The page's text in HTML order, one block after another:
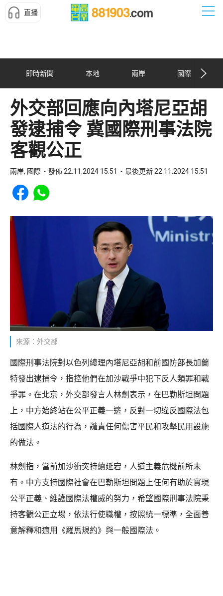
直播
即時新聞 本地 兩岸 國際
外交部回應向內塔尼亞胡
發逮捕令 冀國際刑事法院
客觀公正
兩岸, 國際 發佈 22.11.2024 15:51 最後更新 22.11.2024 15:51
Share to Facebook
Share to WhatsApp
來源：外交部
國際刑事法院對以色列總理內塔尼亞胡和前國防部長加蘭
特發出逮捕令，指控他們在加沙戰爭中犯下反人類罪和戰
爭罪。在北京，外交部發言人林劍表示，在巴勒斯坦問題
上，中方始終站在公平正義一邊，反對一切違反國際法包
括國際人道法的行為，譴責任何傷害平民和攻擊民用設施
的做法。
林劍指，當前加沙衝突持續延宕，人道主義危機前所未
有。中方支持國際社會在巴勒斯坦問題上任何有助於實現
公平正義、維護國際法權威的努力，希望國際刑事法院秉
持客觀公正立場，依法行使職權，按照統一標準，全面善
意解釋和適用《羅馬規約》與一般國際法。